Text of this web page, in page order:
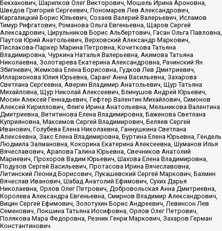
Бекханович, Шарипков Олег Викторович, Мошель Ирина Ароновна,
Шведов Григорий Сергеевич, Пономарев Лев Александрович,
Каргалицкий Борис Юльевич, Созаев Валерий Валерьевич, Исламов
Тимур Рифгатович, Романова Ольга Евгеньевна, Щаров Сергей
Алексадрович, Цирульников Борис Альбертович, Гасан Ольга Павловна,
Паутов Юрий Анатольевич, Верховский Александр Маркович,
Пислакова-Паркер Марина Петровна, Кочеткова Татьяна
Владимировна, Чуркина Наталья Валерьевна, Акимова Татьяна
Николаевна, Золотарева Екатерина Александровна, Рачинский Ян
Збигневич, Жемкова Елена Борисовна, Гудков Лев Дмитриевич,
Илларионова Юлия Юрьевна, Саранг Анна Васильевна, Захарова
Светлана Сергеевна, Аверин Владимир Анатольевич, Щур Татьяна
Михайловна, Щур Николай Алексеевич, Блинушов Андрей Юрьевич,
Мосин Алексей Геннадьевич, Гефтер Валентин Михайлович, Симонов
Алексей Кириллович, Флиге Ирина Анатольевна, Мельникова Валентина
Дмитриевна, Вититинова Елена Владимировна, Баженова Светлана
Куприяновна, Максимов Сергей Владимирович, Беляев Сергей
Иванович, Голубева Елена Николаевна, Ганнушкина Светлана
Алексеевна, Закс Елена Владимировна, Буртина Елена Юрьевна, Гендель
Людмила Залмановна, Кокорина Екатерина Алексеевна, Шуманов Илья
Вячеславович, Арапова Галина Юрьевна, Свечников Анатолий
Мариевич, Прохоров Вадим Юрьевич, Шахова Елена Владимировна,
Подузов Сергей Васильевич, Протасова Ирина Вячеславовна,
Литинский Леонид Борисович, Лукашевский Сергей Маркович, Бахмин
Вячеслав Иванович, Шабад Анатолий Ефимович, Сухих Дарья
Николаевна, Орлов Олег Петрович, Добровольская Анна Дмитриевна,
Королева Александра Евгеньевна, Смирнов Владимир Александрович,
Вицин Сергей Ефимович, Золотухин Борис Андреевич, Левинсон Лев
Семенович, Локшина Татьяна Иосифовна, Орлов Олег Петрович,
Полякова Мара Федоровна, Резник Генри Маркович, Захаров Герман
Константинович